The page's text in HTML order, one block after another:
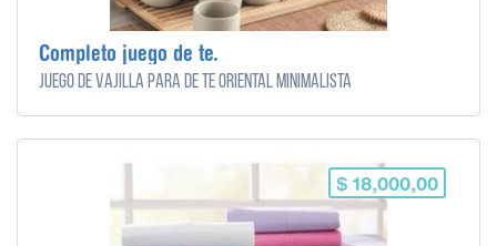
Completo juego de te.
Juego de vajilla para de te oriental minimalista
$ 18,000,00